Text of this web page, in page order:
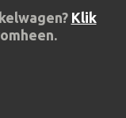
Klik